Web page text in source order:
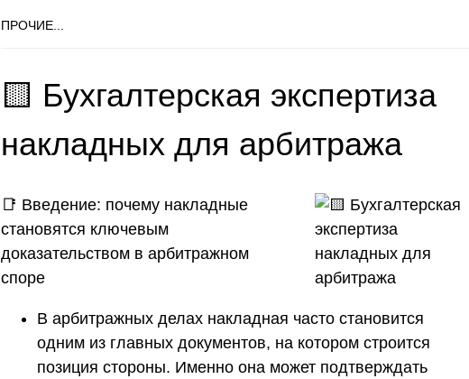
ПРОЧИЕ...
🟨 Бухгалтерская экспертиза
накладных для арбитража
📑 Введение: почему накладные
становятся ключевым
доказательством в арбитражном
споре
В арбитражных делах накладная часто становится
одним из главных документов, на котором строится
позиция стороны. Именно она может подтверждать